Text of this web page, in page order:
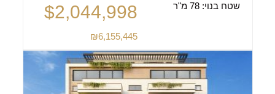
שטח בנוי:78 מ"ר $2,044,998
₪6,155,445